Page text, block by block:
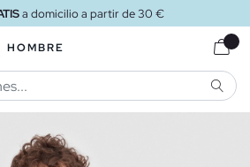
a domicilio a partir de 30 €
HOMBRE